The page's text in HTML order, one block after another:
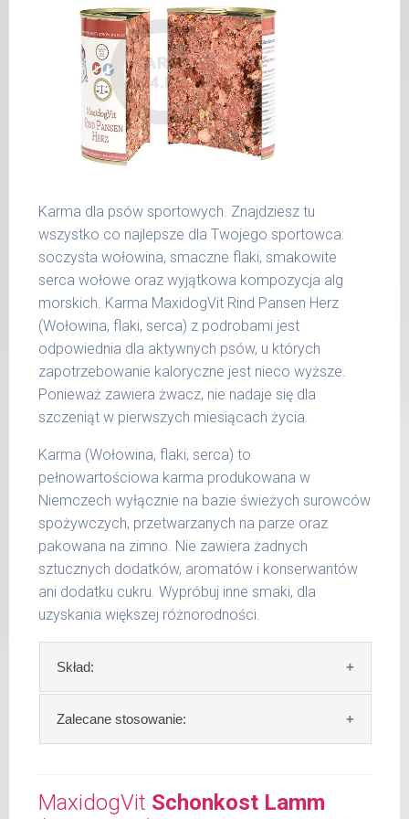
25 kg
26 -
35 kg
800 g
50 kg
1000 g
51 -
65 kg
1200 g
Podane liczby są wartościami orientacyjnymi.
Indywidualne potrzeby zależne są od rasy,
aktywności, warunków hodowli oraz innych
czynników.
Waga netto/Nr art.: 200 g/1004 | 400
g/1020 | 800 g/1028
Karma dla psów sportowych. Znajdziesz tu
wszystko co najlepsze dla Twojego sportowca:
soczysta wołowina, smaczne flaki, smakowite
serca wołowe oraz wyjątkowa kompozycja alg
morskich. Karma MaxidogVit Rind Pansen Herz
(Wołowina, flaki, serca) z podrobami jest
odpowiednia dla aktywnych psów, u których
zapotrzebowanie kaloryczne jest nieco wyższe.
Ponieważ zawiera żwacz, nie nadaje się dla
szczeniąt w pierwszych miesiącach życia.
Karma (Wołowina, flaki, serca) to
pełnowartościowa karma produkowana w
Niemczech wyłącznie na bazie świeżych surowców
spożywczych, przetwarzanych na parze oraz
pakowana na zimno. Nie zawiera żadnych
sztucznych dodatków, aromatów i konserwantów
ani dodatku cukru. Wypróbuj inne smaki, dla
uzyskania większej różnorodności.
Skład:
Skład:mięso i produkty pochodzenia
zwierzęcego: 74%, wołowina, bulion mięsny,
Szczegółowa analiza składu:
Zalecane stosowanie:
świeży posiłek, oferujemy różne objętości
MaxidogVit Schonkost Lamm